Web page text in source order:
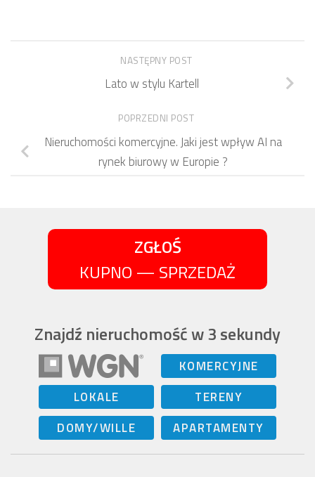
NASTĘPNY POST
Lato w stylu Kartell
POPRZEDNI POST
Nieruchomości komercyjne. Jaki jest wpływ AI na
rynek biurowy w Europie ?
ZGŁOŚ
KUPNO — SPRZEDAŻ
Znajdź nieruchomość w 3 sekundy
KOMERCYJNE
LOKALE
TERENY
DOMY/WILLE
APARTAMENTY